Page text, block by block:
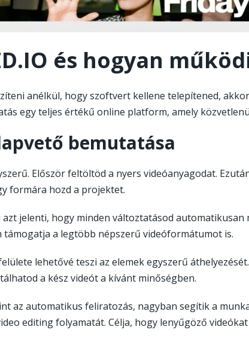
és hogyan
anélkül, hogy szoftvert kellene telepítened,
egy teljes értékű online platform, amely
bemutatása
Először feltöltöd a nyers videóanyagodat.
formára hozd a projektet.
jelenti, hogy minden változtatásod automatikusan
támogatja a legtöbb népszerű videóformátumot is.
lehetővé teszi az elemek egyszerű
a kész videót a kívánt minőségben.
az automatikus feliratozás, nagyban segítik a
editing folyamatát. Célja, hogy lenyűgöző